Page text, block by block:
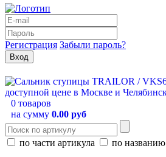
Регистрация Забыли пароль?
0 товаров
на сумму 0.00 руб
по части артикула
по названию